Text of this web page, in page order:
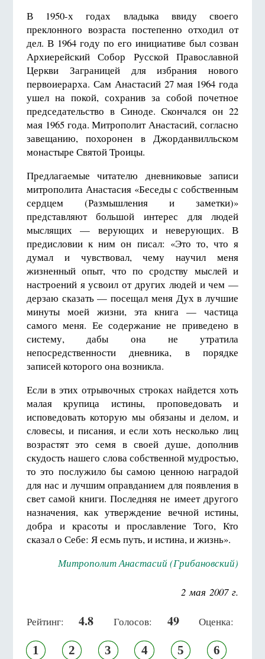
В 1950-х годах владыка ввиду своего
преклонного возраста постепенно отходил от
дел. В 1964 году по его инициативе был созван
Архиерейский Собор Русской Православной
Церкви Заграницей для избрания нового
первоиерарха. Сам Анастасий 27 мая 1964 года
ушел на покой, сохранив за собой почетное
председательство в Синоде. Скончался он22
мая 1965 года. Митрополит Анастасий, согласно
завещанию, похоронен в Джорданвилльском
монастыре Святой Троицы.
Предлагаемые читателю дневниковые записи
митрополита Анастасия «Беседы с собственным
сердцем (Размышления и заметки)»
представляют большой интерес для людей
мыслящих — верующих и неверующих. В
предисловии к ним он писал: «Это то, что я
думал и чувствовал, чему научил меня
жизненный опыт, что по сродству мыслей и
настроений я усвоил от других людей и чем —
дерзаю сказать — посещал меня Дух в лучшие
минуты моей жизни, эта книга — частица
самого меня. Ее содержание не приведено в
систему, дабы она не утратила
непосредственности дневника, в порядке
записей которого она возникла.
Если в этих отрывочных строках найдется хоть
малая крупица истины, проповедовать и
исповедовать которую мы обязаны и делом, и
словесы, и писания, и если хоть несколько лиц
возрастят это семя в своей душе, дополнив
скудость нашего слова собственной мудростью,
то это послужило бы самою ценною наградой
для нас и лучшим оправданием для появления в
свет самой книги. Последняя не имеет другого
назначения, как утверждение вечной истины,
добра и красоты и прославление Того, Кто
сказал о Себе: Я есмь путь, и истина, и жизнь».
Митрополит Анастасий (Грибановский)
2 мая 2007 г.
Рейтинг: 4.8 Голосов: 49 Оценка:
1 2 3 4 5 6